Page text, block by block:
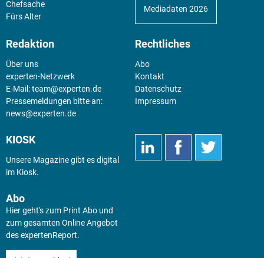
Chefsache
Fürs Alter
Mediadaten 2026
Redaktion
Über uns
experten-Netzwerk
E-Mail:team@experten.de
Pressemeldungen bitte an:
news@experten.de
Rechtliches
Abo
Kontakt
Datenschutz
Impressum
KIOSK
Unsere Magazine gibt es digital
im Kiosk.
Abo
Hier geht's zum Print Abo und
zum gesamten Online Angebot
des expertenReport.